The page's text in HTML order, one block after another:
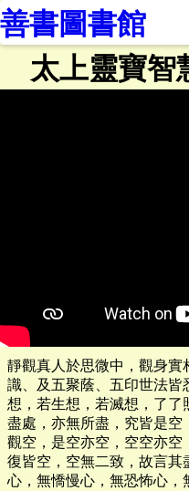
善書圖書館
太上靈寶智
靜觀真人於思微中，觀身實
識、及五聚蔭、五印世法皆
想，若生想，若滅想，了了
盡處，亦無所盡，究皆是空
觀空，是空亦空，空空亦
復皆空，空無二致，故言
心，無憍慢心，無恐怖心